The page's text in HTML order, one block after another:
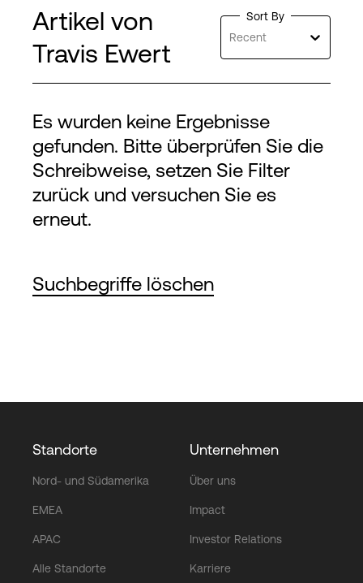
Generation zu unterstützen.
Mit einer Erfolgsbilanz bei
programmierbarer Netzwerke
und KI-gesteuerter
Plattformen leitet Travis die
Bemühungen, weltweit einen
digitale Infrastruktur zu
Artikel von
Travis Ewert
Sort By
Recent
Es wurden keine Ergebnisse
gefunden. Bitte überprüfen Sie die
Schreibweise, setzen Sie Filter
zurück und versuchen Sie es
erneut.
Suchbegriffe löschen
Standorte
Nord- und Südamerika
EMEA
APAC
Alle Standorte
Unternehmen
Über uns
Impact
Investor Relations
Karriere